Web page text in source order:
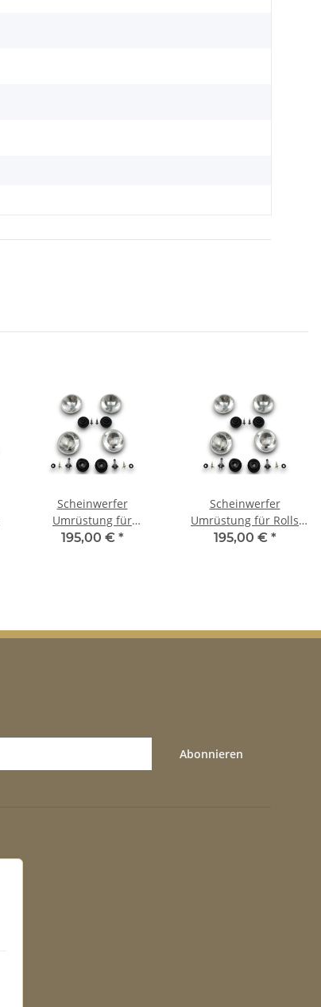
Scheinwerfer
Umrüstung für
Maserati QuattroporteI
195,00 € *
Scheinwerfer
Umrüstung für Rolls
Royce Phantom US-
195,00 € *
Abonnieren